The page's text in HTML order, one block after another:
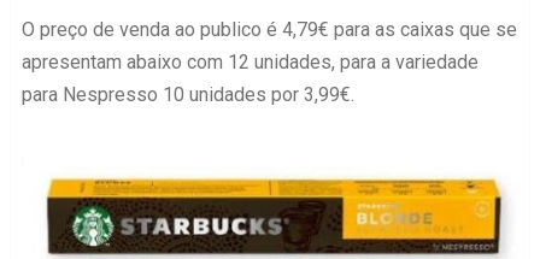
O preço de venda ao publico é 4,79€ para as caixas que se
apresentam abaixo com 12 unidades, para a variedade
para Nespresso 10 unidades por 3,99€.